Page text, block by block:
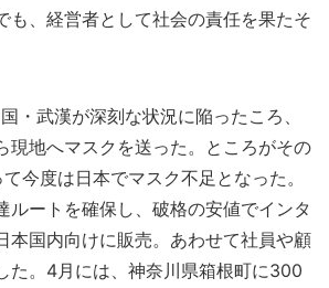
も、経営者として社会の責任を果たそ
・武漢が深刻な状況に陥ったころ、
現地へマスクを送った。ところがその
今度は日本でマスク不足となった。
ルートを確保し、破格の安値でインタ
本国内向けに販売。あわせて社員や顧
た。4月には、神奈川県箱根町に300